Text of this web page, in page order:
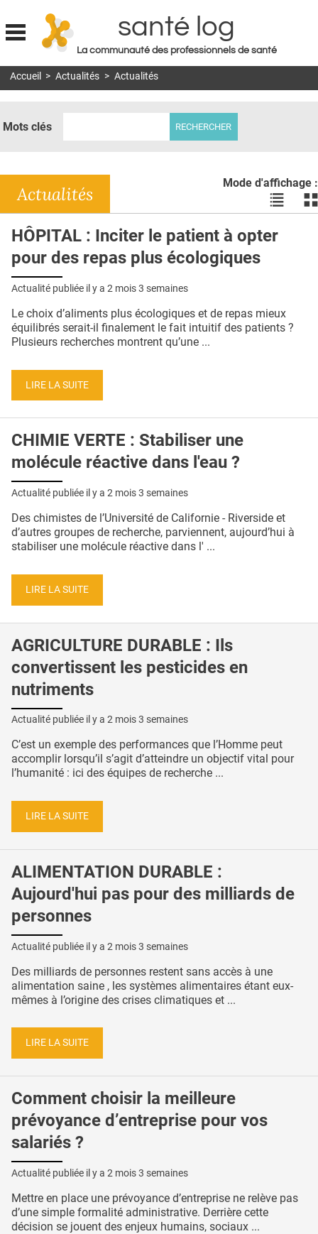
Jump to navigation
santé log
La communauté des professionnels de santé
MON COMPTE
DOSSIERS
RÉSEAUX
E-REVUE SAD
THÉMA
QUI SOMMES-NOUS ?
CONDITIONS GÉNÉRALES
CRÉDITS
Accueil > Actualités > Actualités
Mots clés
Mode d'affichage :
Voir
les
en
les
Actualités
HÔPITAL : Inciter le patient à opter
pour des repas plus écologiques
Actualité publiée il y a 2 mois 3 semaines
Le choix d’aliments plus écologiques et de repas mieux
équilibrés serait-il finalement le fait intuitif des patients ?
Plusieurs recherches montrent qu’une ...
LIRE LA SUITE
CHIMIE VERTE : Stabiliser une
molécule réactive dans l'eau ?
Actualité publiée il y a 2 mois 3 semaines
Des chimistes de l’Université de Californie - Riverside et
d’autres groupes de recherche, parviennent, aujourd’hui à
stabiliser une molécule réactive dans l' ...
LIRE LA SUITE
AGRICULTURE DURABLE : Ils
convertissent les pesticides en
nutriments
Actualité publiée il y a 2 mois 3 semaines
C’est un exemple des performances que l’Homme peut
accomplir lorsqu’il s’agit d’atteindre un objectif vital pour
l’humanité : ici des équipes de recherche ...
LIRE LA SUITE
ALIMENTATION DURABLE :
Aujourd'hui pas pour des milliards de
personnes
Actualité publiée il y a 2 mois 3 semaines
Des milliards de personnes restent sans accès à une
alimentation saine , les systèmes alimentaires étant eux-
mêmes à l’origine des crises climatiques et ...
LIRE LA SUITE
Comment choisir la meilleure
prévoyance d’entreprise pour vos
salariés ?
Actualité publiée il y a 2 mois 3 semaines
Mettre en place une prévoyance d’entreprise ne relève pas
d’une simple formalité administrative. Derrière cette
décision se jouent des enjeux humains, sociaux ...